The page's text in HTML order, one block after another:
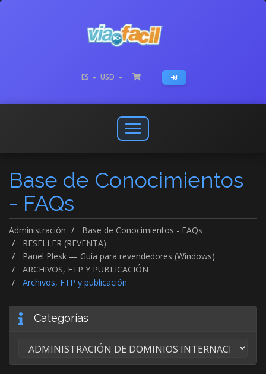
ES USD
Abrir
o
menú
de
Base de Conocimientos
- FAQs
Administración
Base de Conocimientos - FAQs
RESELLER (REVENTA)
Panel Plesk — Guía para revendedores (Windows)
ARCHIVOS, FTP Y PUBLICACIÓN
Archivos, FTP y publicación
Categorías